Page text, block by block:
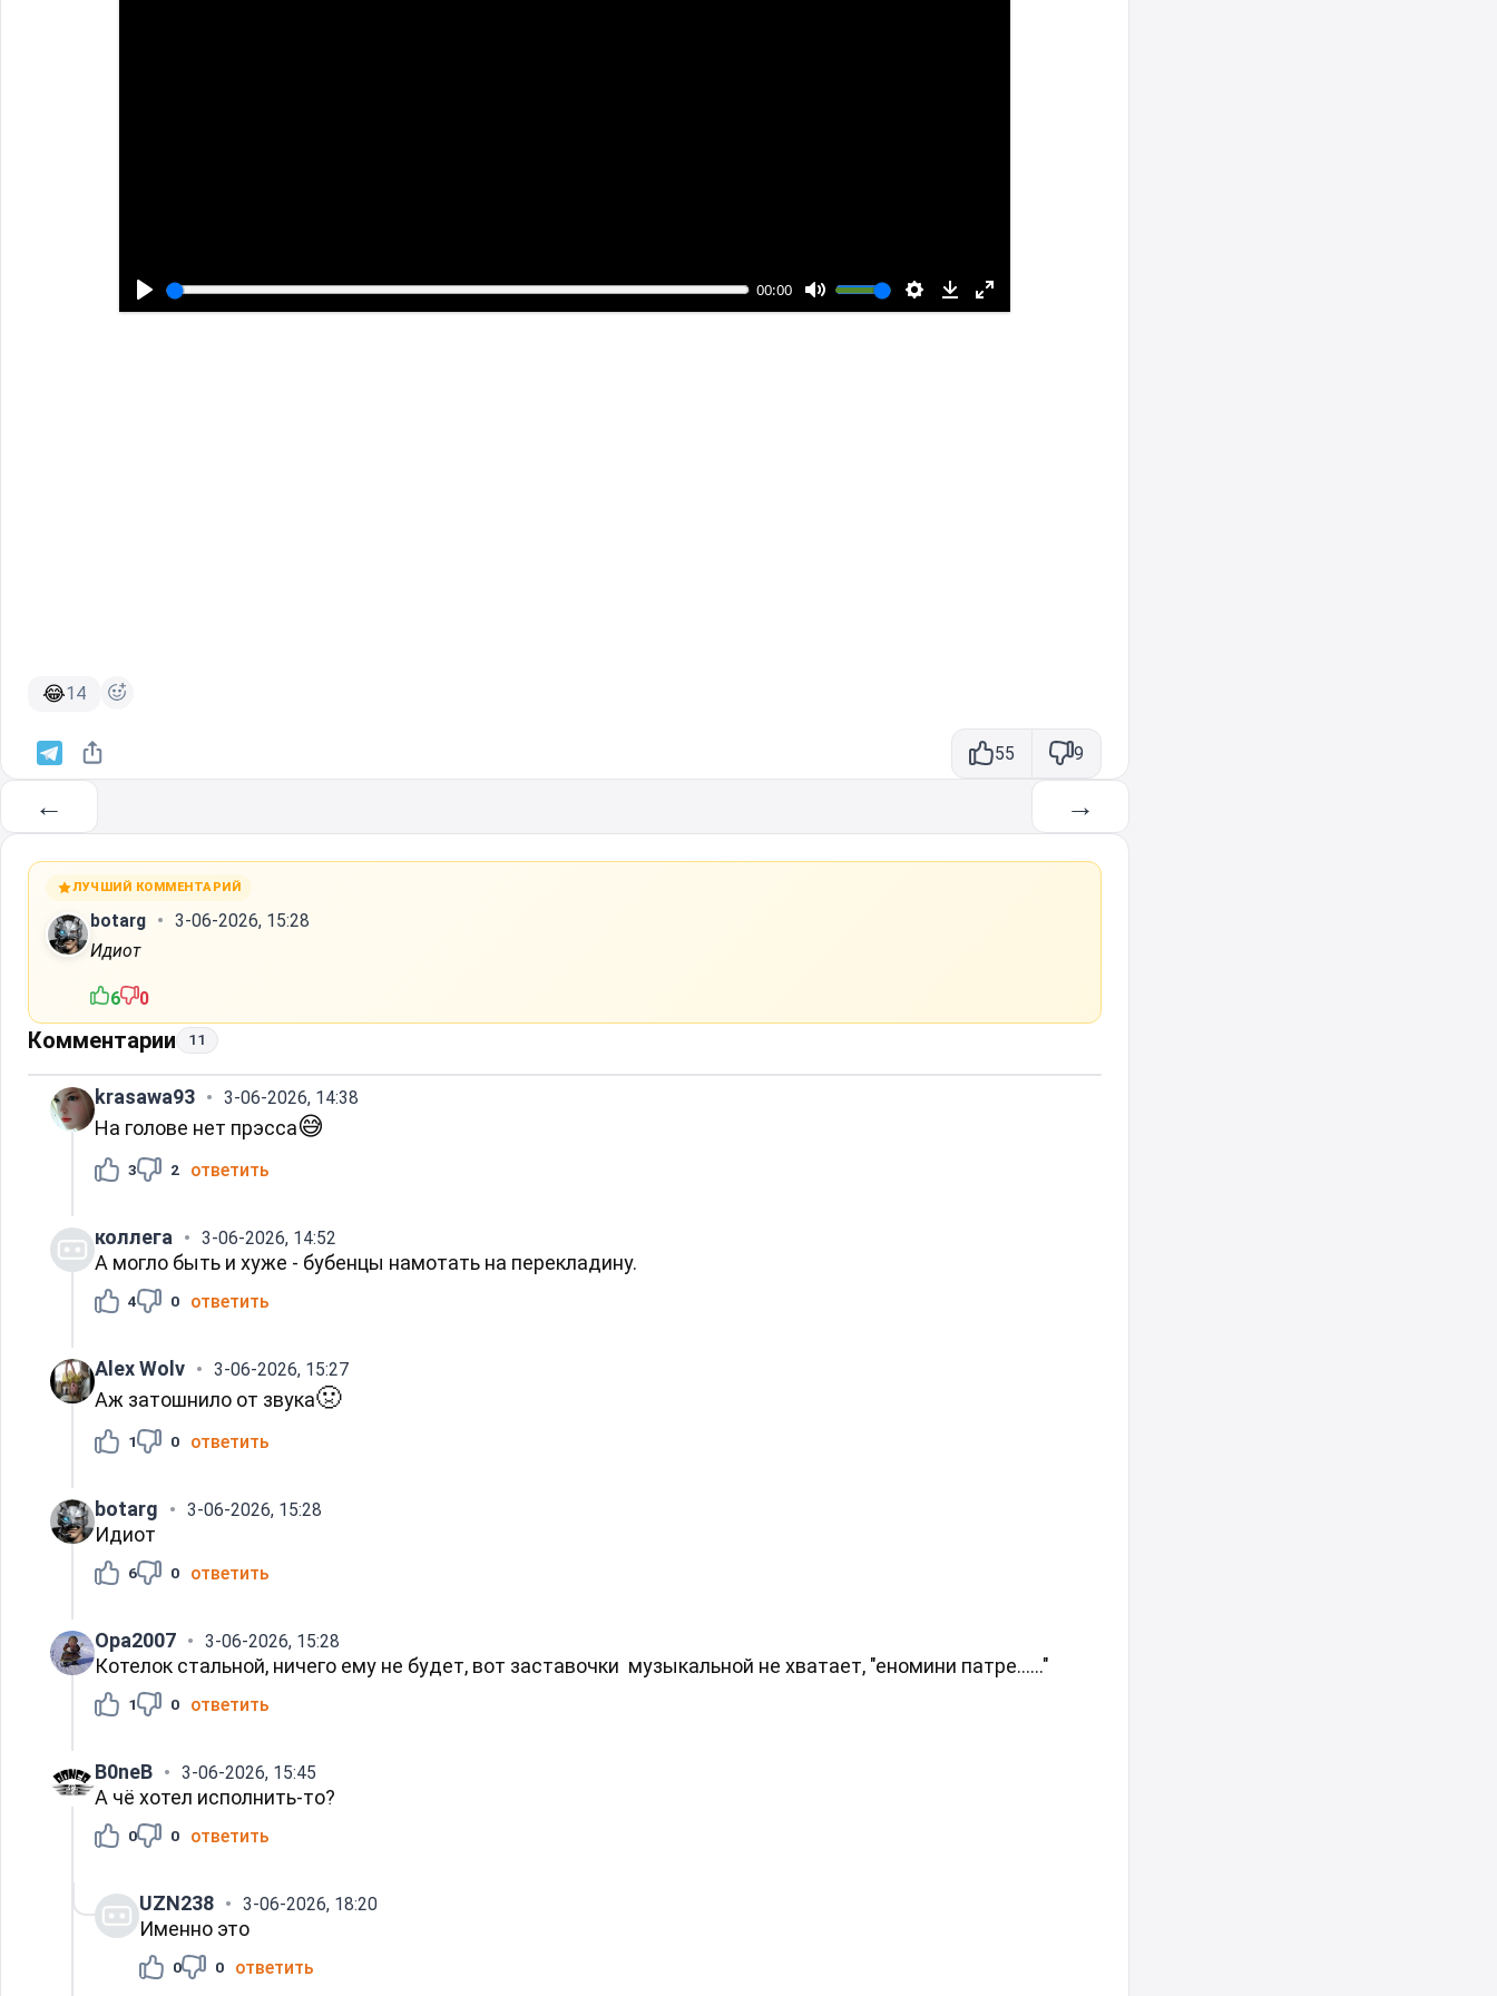
00:00
😂14
55 9
← →
ЛУЧШИЙ КОММЕНТАРИЙ
botarg
3-06-2026, 15:28
Идиот
6 0
Комментарии 11
krasawa93 3-06-2026, 14:38
На голове нет прэсса😅
3 2 ответить
коллега 3-06-2026, 14:52
А могло быть и хуже - бубенцы намотать на перекладину.
4 0 ответить
Alex Wolv 3-06-2026, 15:27
Аж затошнило от звука🤢
1 0 ответить
botarg 3-06-2026, 15:28
Идиот
6 0 ответить
Opa2007 3-06-2026, 15:28
Котелок стальной, ничего ему не будет, вот заставочки музыкальной не хватает, "еномини патре......"
1 0 ответить
B0neB 3-06-2026, 15:45
А чё хотел исполнить-то?
0 0 ответить
UZN238 3-06-2026, 18:20
Именно это
0 0 ответить